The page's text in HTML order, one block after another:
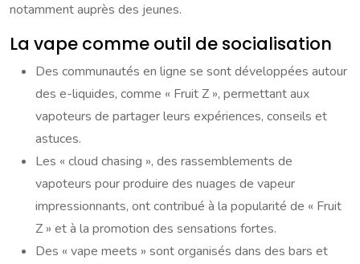
notamment auprès des jeunes.
La vape comme outil de socialisation
Des communautés en ligne se sont développées autour
des e-liquides, comme « Fruit Z », permettant aux
vapoteurs de partager leurs expériences, conseils et
astuces.
Les « cloud chasing », des rassemblements de
vapoteurs pour produire des nuages de vapeur
impressionnants, ont contribué à la popularité de « Fruit
Z » et à la promotion des sensations fortes.
Des « vape meets » sont organisés dans des bars et